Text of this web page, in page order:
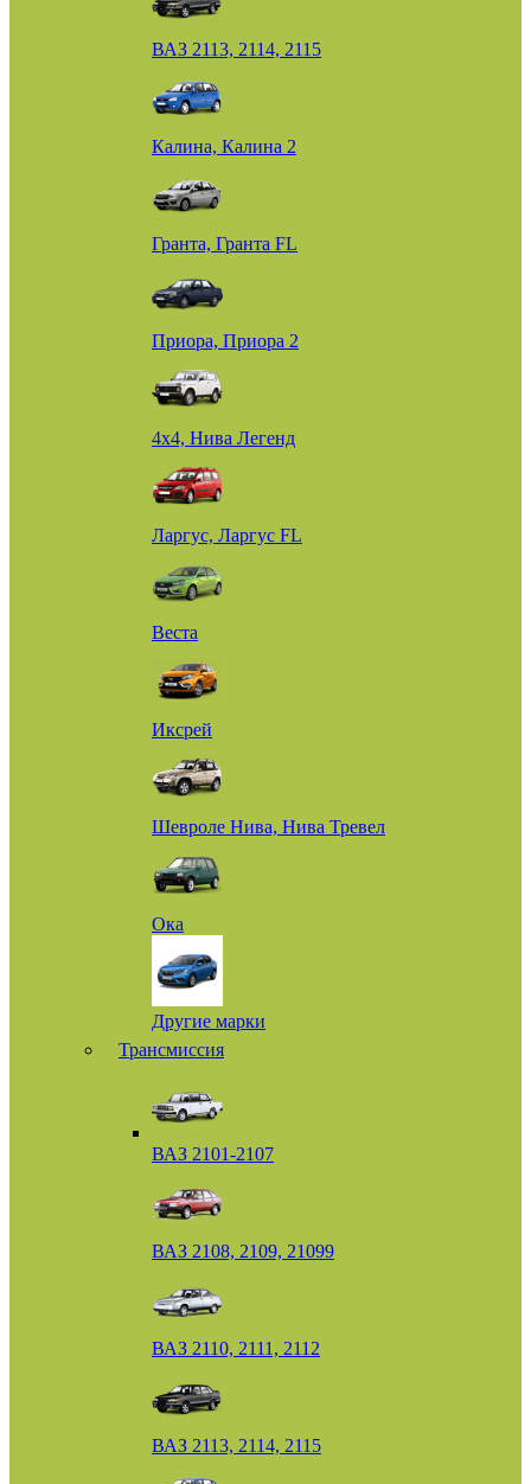
ВАЗ 2113, 2114, 2115
Калина, Калина 2
Гранта, Гранта FL
Приора, Приора 2
4х4, Нива Легенд
Ларгус, Ларгус FL
Веста
Иксрей
Шевроле Нива, Нива Тревел
Ока
Другие марки
Трансмиссия
ВАЗ 2101-2107
ВАЗ 2108, 2109, 21099
ВАЗ 2110, 2111, 2112
ВАЗ 2113, 2114, 2115